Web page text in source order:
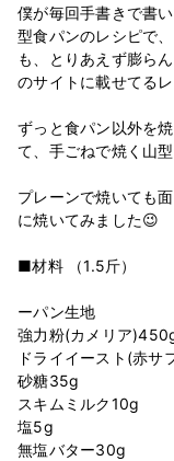
僕が毎回手書きで書
型食パンのレシピで
も、とりあえず膨ら
のサイトに載せてる
ずっと食パン以外を
て、手ごねで焼く山
プレーンで焼いても
に焼いてみました😉
■材料 （1.5斤）
ーパン生地
強力粉(カメリア
ドライイースト(赤サ
砂糖35g
スキムミルク10g
塩5g
無塩バター30g